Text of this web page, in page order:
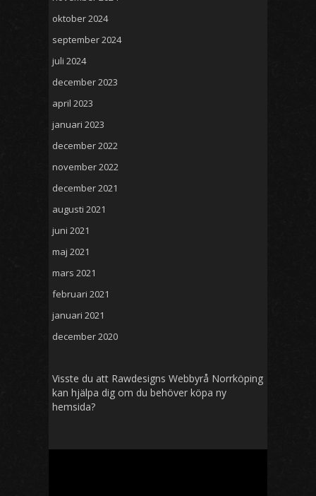
oktober 2024
september 2024
juli 2024
december 2023
april 2023
januari 2023
december 2022
november 2022
december 2021
augusti 2021
juni 2021
maj 2021
mars 2021
februari 2021
januari 2021
december 2020
Visste du att Rawdesigns Webbyrå Norrköping
kan hjälpa dig om du behöver köpa ny
hemsida?